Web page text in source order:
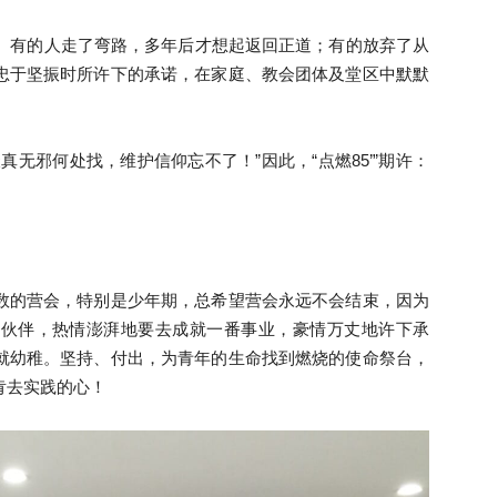
来
亚
的人走了弯路，多年后才想起返回正道；有的放弃了从
坚振时所许下的承诺，在家庭、教会团体及堂区中默默
邪何处找，维护信仰忘不了！”因此，“点燃85’”期许：
营会，特别是少年期，总希望营会永远不会结束，因为
伴，热情澎湃地要去成就一番事业，豪情万丈地许下承
稚。坚持、付出，为青年的生命找到燃烧的使命祭台，
实践的心！